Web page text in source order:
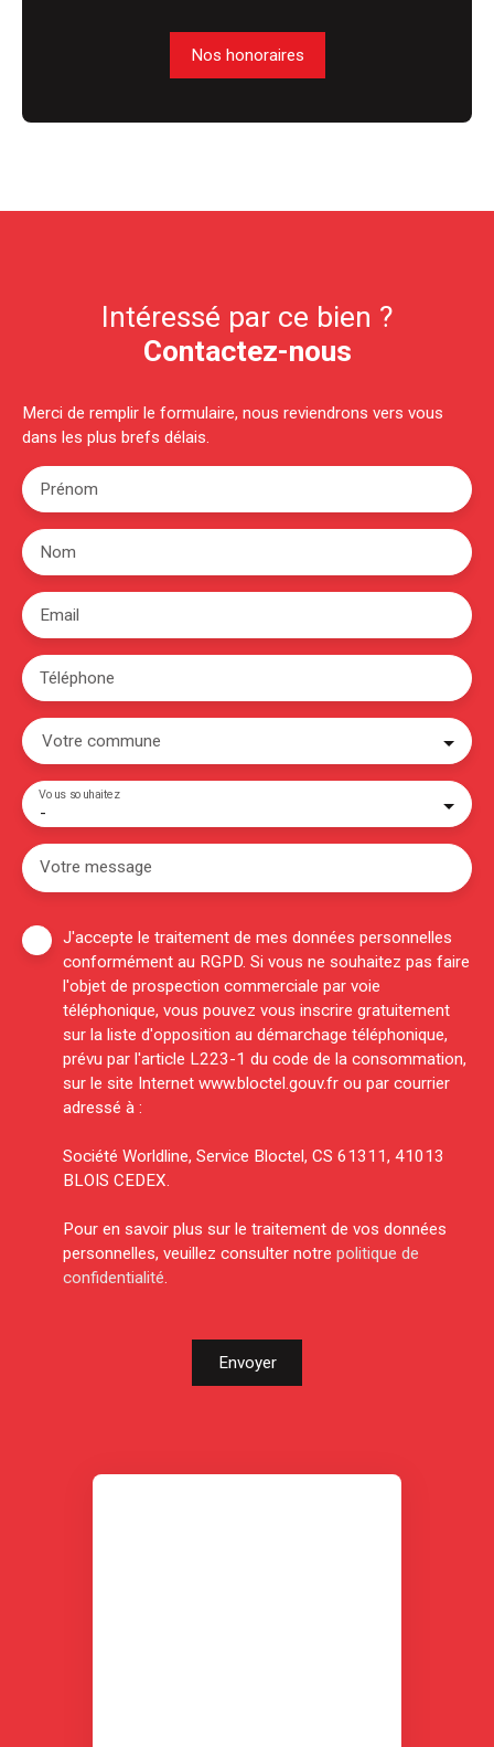
Nos honoraires
Intéressé par ce bien ?
Contactez-nous
Merci de remplir le formulaire, nous reviendrons vers vous
dans les plus brefs délais.
Prénom
Nom
Email
Téléphone
Votre commune
-
Vous souhaitez
Votre message
J'accepte le traitement de mes données personnelles
conformément au RGPD. Si vous ne souhaitez pas faire
l'objet de prospection commerciale par voie
téléphonique, vous pouvez vous inscrire gratuitement
sur la liste d'opposition au démarchage téléphonique,
prévu par l'article L223-1 du code de la consommation,
sur le site Internet www.bloctel.gouv.fr ou par courrier
adressé à :
Société Worldline, Service Bloctel, CS 61311, 41013
BLOIS CEDEX.
Pour en savoir plus sur le traitement de vos données
personnelles, veuillez consulter notre politique de
confidentialité.
Envoyer